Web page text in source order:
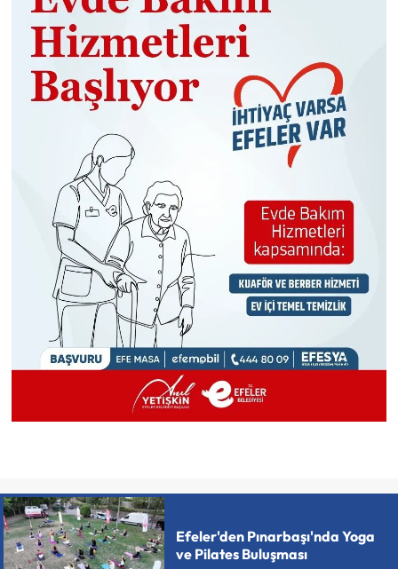
Efeler'den Pınarbaşı'nda Yoga
ve Pilates Buluşması